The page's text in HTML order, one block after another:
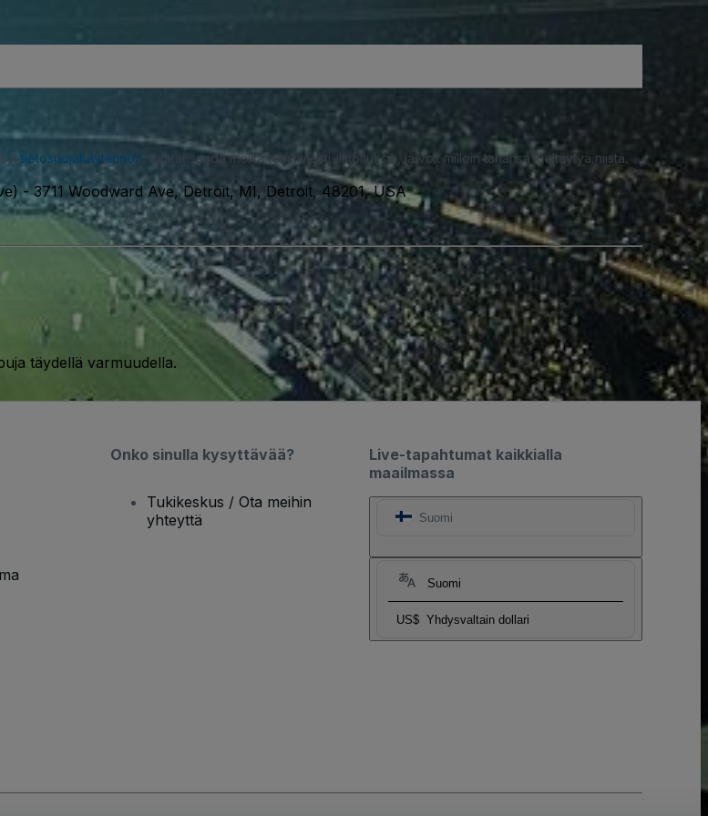
tietosuojakäytännön . Saatat saada meiltä tekstiviesti-ilmoituksia, ja voit milloin tahansa kieltäytyä niistä.
-3711 Woodward Ave, Detroit, MI, Detroit, 48201, USA
täydellä varmuudella.
Live-tapahtumat kaikkialla
maailmassa
Suomi
Suomi
US$ Yhdysvaltain dollari
Onko sinulla kysyttävää?
Tukikeskus / Ota meihin
yhteyttä